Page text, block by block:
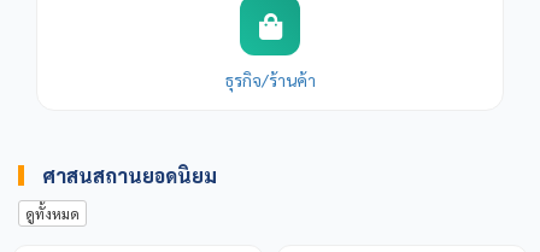
มรดกโลกและอุทยานประวัติศาสตร์
ในปัจจุบัน อุทยานประวัติศาสตร์กำแพงเพชร ได้รับการขึ้น
สถานที่โดดเด่นด้านสถาปัตยกรรมที่ใช้ "ศิลาแลง" เป็นหลัก เช่น:
ธุรกิจ/ร้านค้า
ศาสนสถานยอดนิยม
ดูทั้งหมด